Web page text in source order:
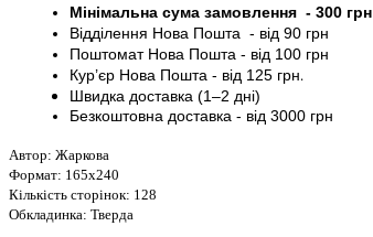
Мінімальна сума замовлення - 300 грн
Відділення Нова Пошта - від 90 грн
ПоштоматНова Пошта - від 100 грн
Кур’єр Нова Пошта - від 125 грн.
Швидка доставка (1–2 дні)
Безкоштовна доставка - від 3000 грн
Автор: Жаркова
Формат: 165х240
Кількість сторінок: 128
Обкладинка: Тверда